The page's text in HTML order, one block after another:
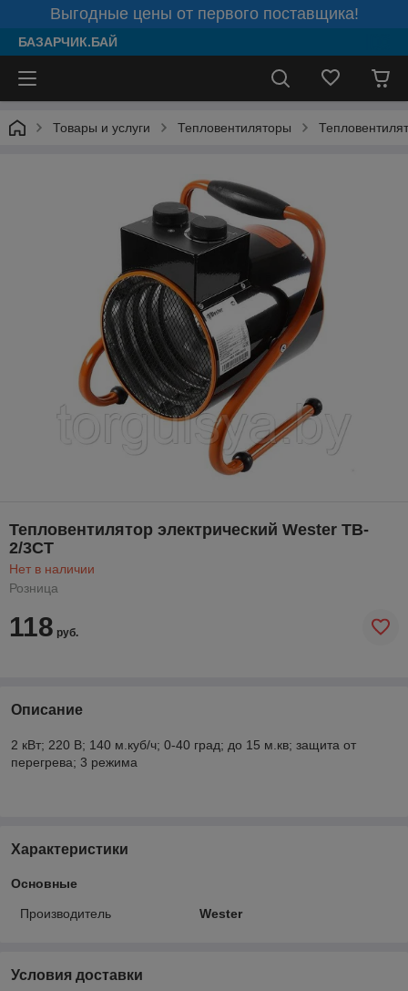
Выгодные цены от первого поставщика!
БАЗАРЧИК.БАЙ
Товары и услуги Тепловентиляторы
Тепловентилятор электрический Wester TB-
2/3CT
Нет в наличии
Розница
118 руб.
Описание
2 кВт; 220 В; 140 м.куб/ч; 0-40 град; до 15 м.кв; защита от
перегрева; 3 режима
Характеристики
Основные
Производитель Wester
Условия доставки